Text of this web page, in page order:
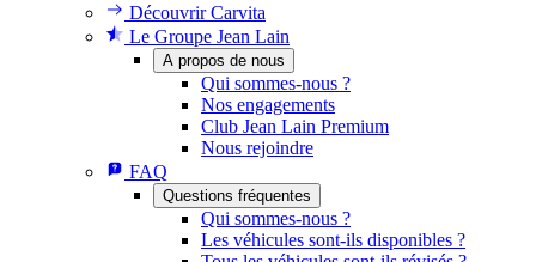
Découvrir Carvita
Le Groupe Jean Lain
A propos de nous
Qui sommes-nous ?
Nos engagements
Club Jean Lain Premium
Nous rejoindre
FAQ
Questions fréquentes
Qui sommes-nous ?
Les véhicules sont-ils disponibles ?